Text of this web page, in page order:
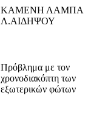
ΚΑΜΕΝΗ ΛΑΜΠΑ
Λ.ΑΙΔΗΨΟΥ
Πρόβλημα με τον
χρονοδιακόπτη των
εξωτερικών φώτων